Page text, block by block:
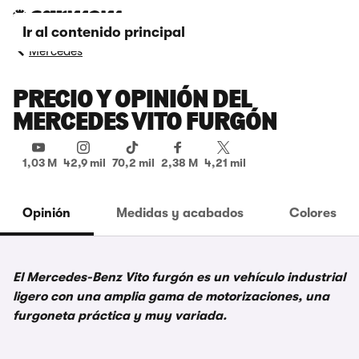
Ir al contenido principal
Mercedes
PRECIO Y OPINIÓN DEL
MERCEDES VITO FURGÓN
1,03 M 42,9 mil 70,2 mil 2,38 M 4,21 mil
Opinión Medidas y acabados Colores
El Mercedes-Benz Vito furgón es un vehículo industrial
ligero con una amplia gama de motorizaciones, una
furgoneta práctica y muy variada.